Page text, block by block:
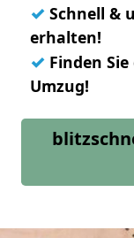
✓ Schnell &
erhalten!
✓ Finden
Umzug!